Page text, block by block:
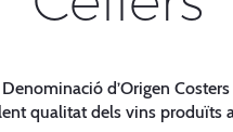
d’Origen
qualitat dels vins produïts